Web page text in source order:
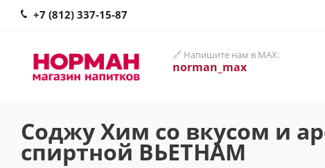
+7 (812) 337-15-87
🔗 Напишите нам в MAX:
norman_max
Соджу Хим со вкусом и
спиртной ВЬЕТНАМ